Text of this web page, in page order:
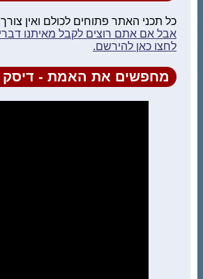
כל תכני האתר פתוחים לכולם ואין
אבל אם אתם רוצים לקבל מאיתנו דברי
לחצו כאן להירשם.
מחפשים את האמת -